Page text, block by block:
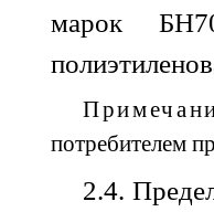
марок
потребителем
2.4.